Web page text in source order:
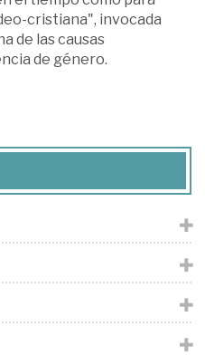
cristiana", invocada
de las causas
de género.